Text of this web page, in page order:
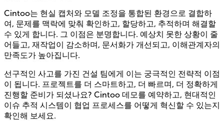
Cintoo는 현실 캡처와 모델 조정을 통합된 환경으로 결합하
여, 문제를 맥락에 맞춰 확인하고, 할당하고, 추적하며 해결할
수 있게 합니다. 그 이점은 분명합니다. 예상치 못한 상황이 줄
어들고, 재작업이 감소하며, 문서화가 개선되고, 이해관계자의
만족도가 높아집니다.
선구적인 사고를 가진 건설 팀에게 이는 궁극적인 전략적 이점
이 됩니다. 프로젝트를 더 스마트하고, 더 빠르며, 더 정확하게
진행할 준비가 되셨나요? Cintoo 데모를 예약하고, 현대적인
이슈 추적 시스템이 협업 프로세스를 어떻게 혁신할 수 있는지
확인해 보세요.